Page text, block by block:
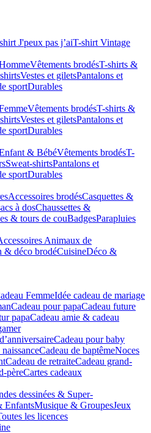
J'peux pas j’aiT-shirt Vintage
Vêtements brodésT-shirts &
Vestes et giletsPantalons et
sportDurables
Vêtements brodésT-shirts &
Vestes et giletsPantalons et
sportDurables
& BébéVêtements brodésT-
Sweat-shirtsPantalons et
sportDurables
Accessoires brodésCasquettes &
à dosChaussettes &
& tours de couBadgesParapluies
Animaux de
& déco brodéCuisineDéco &
FemmeIdée cadeau de mariage​
Cadeau pour papaCadeau future
papaCadeau amie & cadeau
Cadeau pour baby
Cadeau de baptêmeNoces
Cadeau de retraiteCadeau grand-
pèreCartes cadeaux
dessinées & Super-
EnfantsMusique & GroupesJeux
les licences